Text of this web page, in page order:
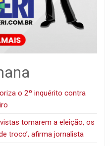
o 2º inquérito contra
tomarem a eleição, os
troco’, afirma jornalista